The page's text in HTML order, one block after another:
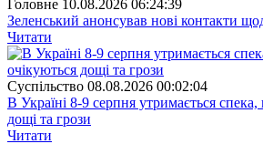
Головне 10.08.2026 06:24:39
Зеленський анонсував нові контакти
Читати
Суспiльство 08.08.2026 00:02:04
В Україні 8-9 серпня утримається
дощі та грози
Читати